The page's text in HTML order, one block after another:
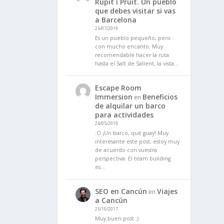
Rupit i Pruit. Un pueblo
que debes visitar si vas
a Barcelona
25/07/2019
Es un pueblo pequeño, pero
con mucho encanto. Muy
recomendable hacer la ruta
hasta el Salt de Sallent, la vista…
Escape Room
Immersion en Beneficios
de alquilar un barco
para actividades
24/05/2018
:O ¡Un barco, qué guay! Muy
interesante este post, estoy muy
de acuerdo con vuestra
perspectiva. El team building
es…
SEO en Cancún en Viajes
a Cancún
25/10/2017
Muy buen post ;)